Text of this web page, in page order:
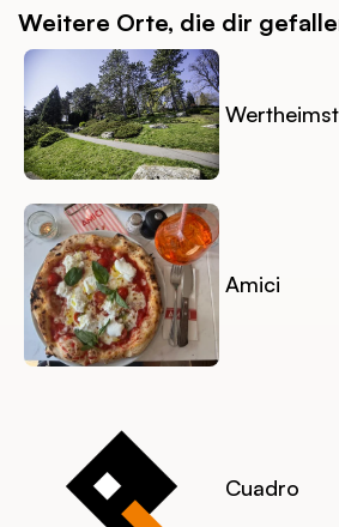
Weitere Orte, die dir
Amici
Cuadro